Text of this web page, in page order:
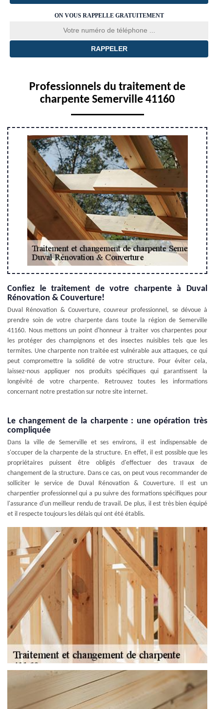
ON VOUS RAPPELLE GRATUITEMENT
Professionnels du traitement de
charpente Semerville 41160
Confiez le traitement de votre charpente à Duval
Rénovation & Couverture!
Duval Rénovation & Couverture, couvreur professionnel, se dévoue à
prendre soin de votre charpente dans toute la région de Semerville
41160. Nous mettons un point d'honneur à traiter vos charpentes pour
les protéger des champignons et des insectes nuisibles tels que les
termites. Une charpente non traitée est vulnérable aux attaques, ce qui
peut compromettre la solidité de votre structure. Pour éviter cela,
laissez-nous appliquer nos produits spécifiques qui garantissent la
longévité de votre charpente. Retrouvez toutes les informations
concernant notre prestation sur notre site internet.
Le changement de la charpente : une opération très
compliquée
Dans la ville de Semerville et ses environs, il est indispensable de
s'occuper de la charpente de la structure. En effet, il est possible que les
propriétaires puissent être obligés d'effectuer des travaux de
changement de la structure. Dans ce cas, on peut vous recommander de
solliciter le service de Duval Rénovation & Couverture. Il est un
charpentier professionnel qui a pu suivre des formations spécifiques pour
l'assurance d'un meilleur rendu de travail. De plus, il est très bien équipé
et il respecte toujours les délais qui ont été établis.